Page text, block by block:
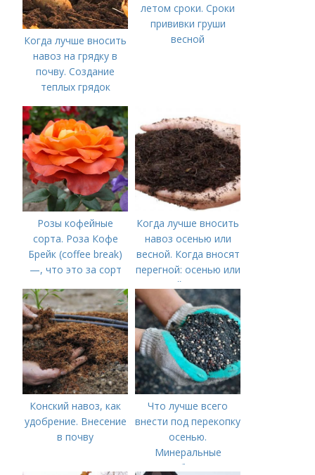
Когда лучше вносить
навоз на грядку в
почву. Создание
теплых грядок
летом сроки. Сроки
прививки груши
весной
Розы кофейные
сорта. Роза Кофе
Брейк (coffee break)
—, что это за сорт
Когда лучше вносить
навоз осенью или
весной. Когда вносят
перегной: осенью или
весной, правила
внесения удобрений
Конский навоз, как
удобрение. Внесение
в почву
Что лучше всего
внести под перекопку
осенью.
Минеральные
удобрения